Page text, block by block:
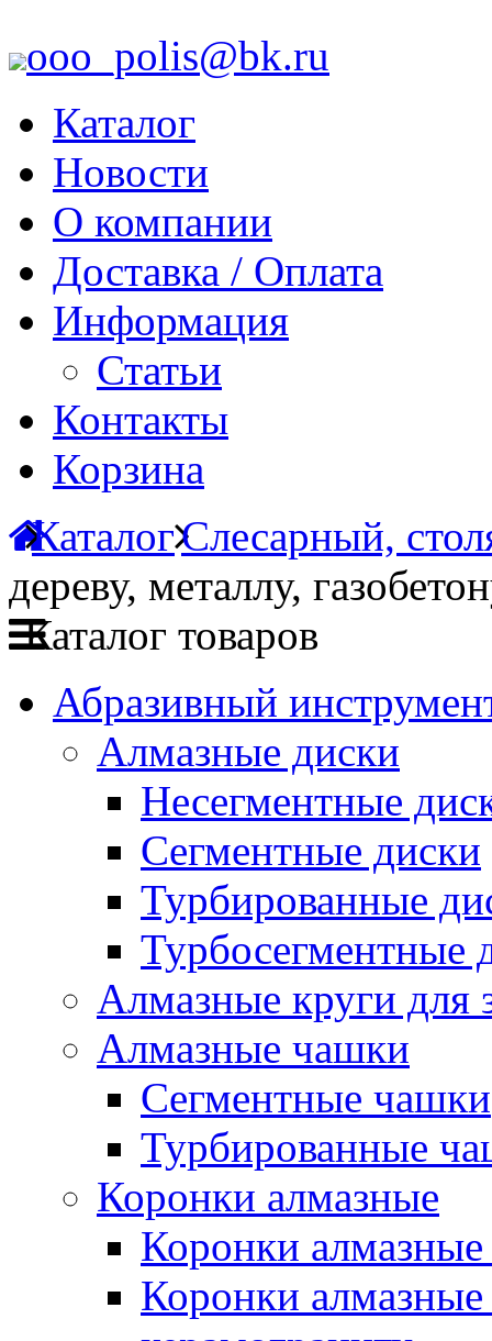
ooo_polis@bk.ru
Каталог
Новости
О компании
Доставка / Оплата
Информация
Статьи
Контакты
Корзина
КаталогСлесарный,
дереву, металлу,
Каталог товаров
Абразивный
Алмазные диски
Несегментные
Сегментные диски
Турбированные
Турбосегментные
Алмазные круги для
Алмазные чашки
Сегментные чашки
Турбированные
Коронки алмазные
Коронки
Коронки